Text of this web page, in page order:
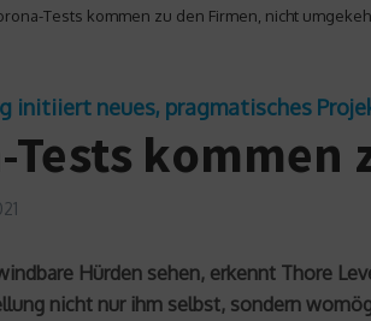
Tests kommen zu den Firmen, nicht
initiiert neues, pragmatisches
Tests
Hürden sehen, erkennt Thore
nicht nur ihm selbst, sondern